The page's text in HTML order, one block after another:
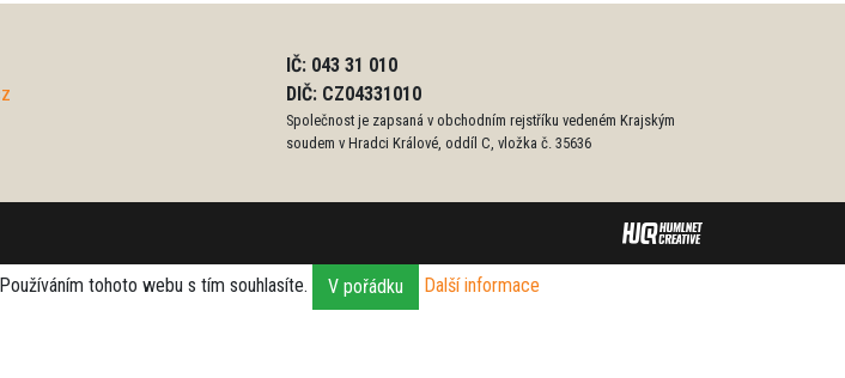
IČ: 043 31 010
DIČ: CZ04331010
Společnost je zapsaná v obchodním rejstříku vedeném Krajským
soudem v Hradci Králové, oddíl C, vložka č. 35636
tohoto webu s tím souhlasíte. V pořádku Další informace